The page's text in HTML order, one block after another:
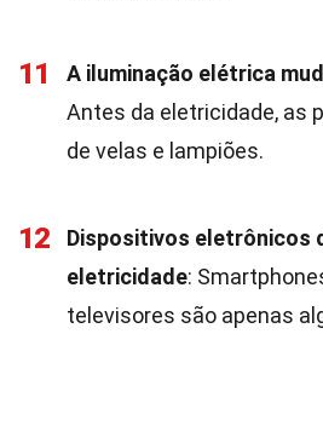
11 A iluminação elétrica
Antes da eletricidade, as
de velas e lampiões.
12
Dispositivos eletrônicos
eletricidade:
televisores são apenas